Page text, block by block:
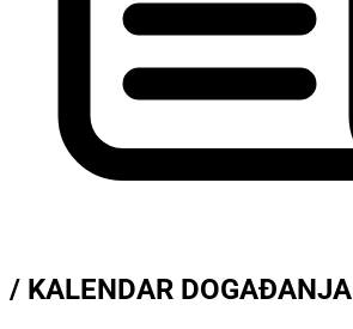
/ KALENDAR DOGAĐANJA